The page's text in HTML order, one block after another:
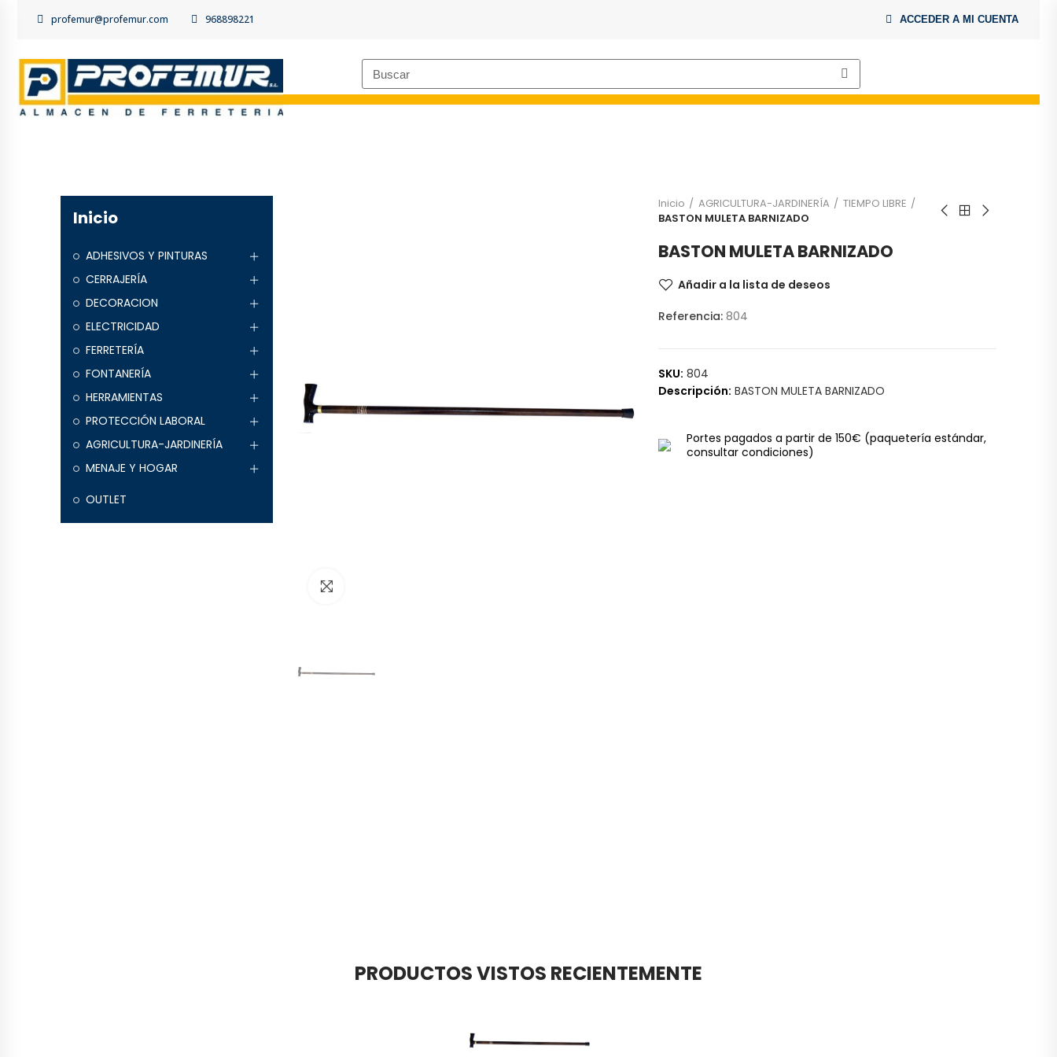
profemur@profemur.com 968898221 ACCEDER A MI CUENTA
Inicio AGRICULTURA-JARDINERÍA
TIEMPO LIBRE
BASTON MULETA BARNIZADO
BASTON MULETA BARNIZADO
Añadir a la lista de deseos
Referencia: 804
SKU: 804
Descripción: BASTON MULETA BARNIZADO
Portes pagados a partir de 150€ (paquetería estándar,
consultar condiciones)
Inicio
ADHESIVOS Y PINTURAS
CERRAJERÍA
DECORACION
ELECTRICIDAD
FERRETERÍA
FONTANERÍA
HERRAMIENTAS
PROTECCIÓN LABORAL
AGRICULTURA-JARDINERÍA
MENAJE Y HOGAR
OUTLET
PRODUCTOS VISTOS RECIENTEMENTE